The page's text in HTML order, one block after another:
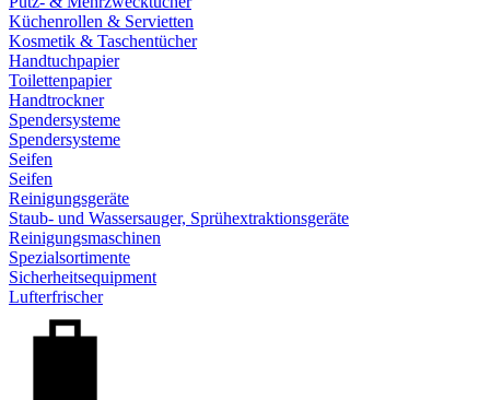
Küchenrollen & Servietten
Kosmetik & Taschentücher
Handtuchpapier
Toilettenpapier
Handtrockner
Spendersysteme
Spendersysteme
Seifen
Seifen
Reinigungsgeräte
Staub- und Wassersauger, Sprühextraktionsgeräte
Reinigungsmaschinen
Spezialsortimente
Sicherheitsequipment
Lufterfrischer